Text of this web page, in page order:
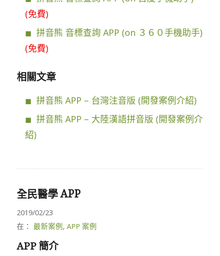
(免費)
拼音熊 音標查詢 APP (on ３６０手機助手)
(免費)
相關文章
拼音熊 APP – 台灣注音版 (開發案例介紹)
拼音熊 APP – 大陸漢語拼音版 (開發案例介
紹)
全民醫學 APP
2019/02/23
在： 最新案例, APP 案例
APP 簡介